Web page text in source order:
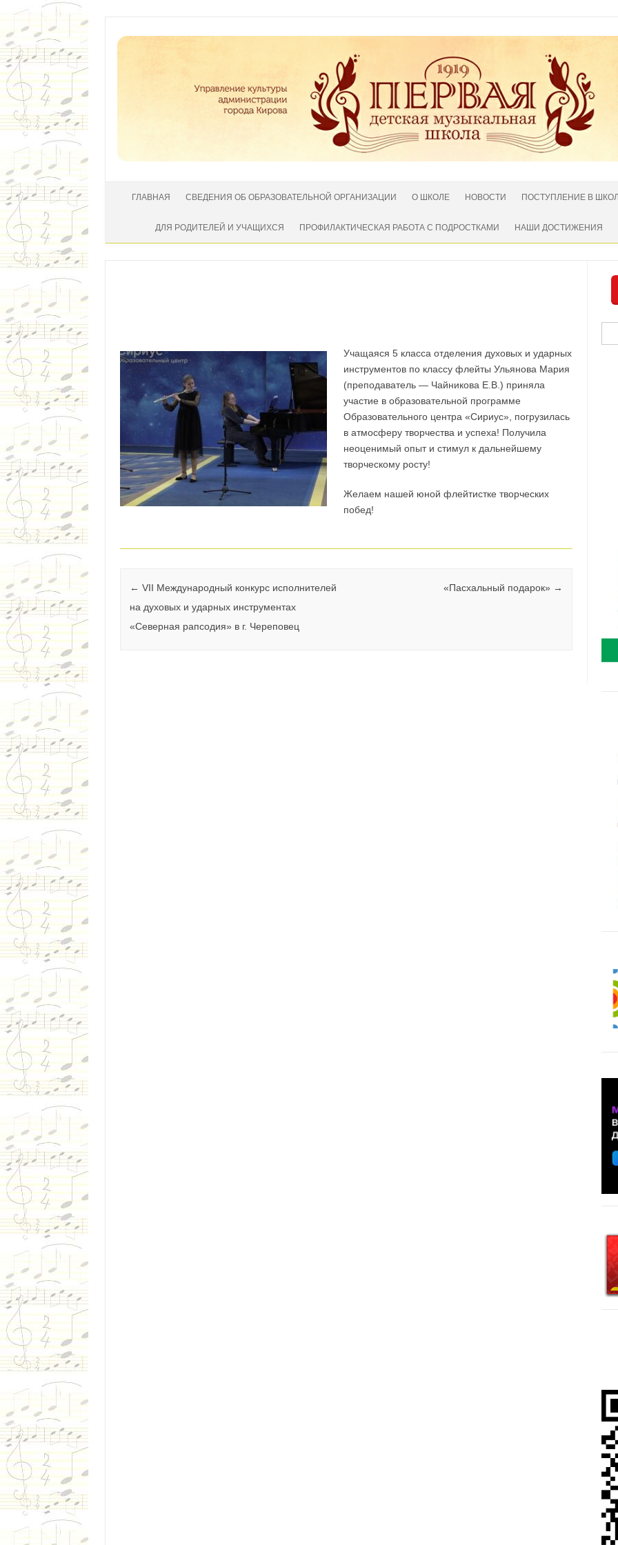
ГЛАВНАЯ СВЕДЕНИЯ ОБ ОБРАЗОВАТЕЛЬНОЙ ОРГАНИЗАЦИИ О ШКОЛЕ НОВОСТИ ПОСТУПЛЕНИЕ В
ДЛЯ РОДИТЕЛЕЙ И УЧАЩИХСЯ ПРОФИЛАКТИЧЕСКАЯ РАБОТА С ПОДРОСТКАМИ НАШИ ДОСТИЖЕНИЯ
Учащаяся 5 класса отделения духовых и ударных
инструментов по классу флейты Ульянова Мария
(преподаватель — Чайникова Е.В.) приняла
участие в образовательной программе
Образовательного центра «Сириус», погрузилась
в атмосферу творчества и успеха! Получила
неоценимый опыт и стимул к дальнейшему
творческому росту!
Желаем нашей юной флейтистке творческих
побед!
Навигация по записям
← VII Международный конкурс исполнителей
на духовых и ударных инструментах
«Северная рапсодия» в г. Череповец
«Пасхальный подарок» →